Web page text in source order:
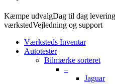
Kæmpe udvalgDag til dag levering
værkstedVejledning og support
Værksteds Inventar
Autotester
Bilmærke sorteret
–
Jaguar